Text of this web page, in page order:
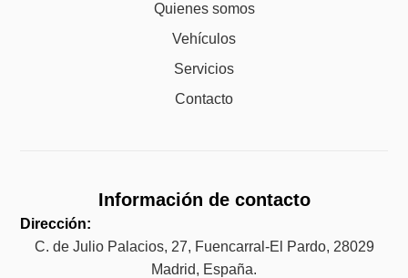
Quienes somos
Vehículos
Servicios
Contacto
Información de contacto
Dirección:
C. de Julio Palacios, 27, Fuencarral-El Pardo, 28029
Madrid, España.